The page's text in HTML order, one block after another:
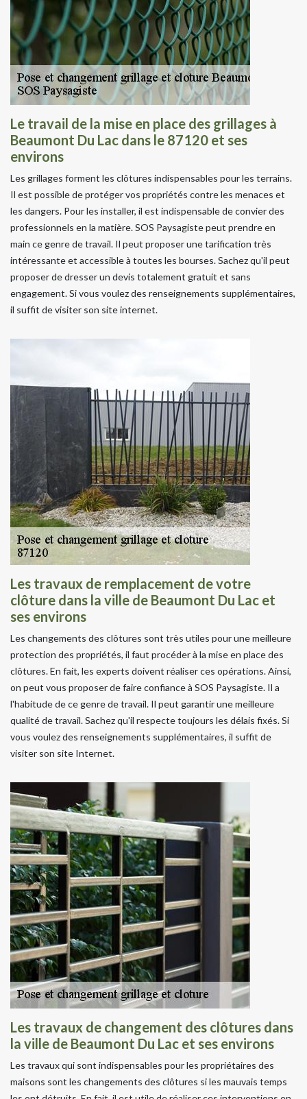
Le travail de la mise en place des grillages à
Beaumont Du Lac dans le 87120 et ses
environs
Les grillages forment les clôtures indispensables pour les terrains.
Il est possible de protéger vos propriétés contre les menaces et
les dangers. Pour les installer, il est indispensable de convier des
professionnels en la matière. SOS Paysagiste peut prendre en
main ce genre de travail. Il peut proposer une tarification très
intéressante et accessible à toutes les bourses. Sachez qu'il peut
proposer de dresser un devis totalement gratuit et sans
engagement. Si vous voulez des renseignements supplémentaires,
il suffit de visiter son site internet.
Les travaux de remplacement de votre
clôture dans la ville de Beaumont Du Lac et
ses environs
Les changements des clôtures sont très utiles pour une meilleure
protection des propriétés, il faut procéder à la mise en place des
clôtures. En fait, les experts doivent réaliser ces opérations. Ainsi,
on peut vous proposer de faire confiance à SOS Paysagiste. Il a
l'habitude de ce genre de travail. Il peut garantir une meilleure
qualité de travail. Sachez qu'il respecte toujours les délais fixés. Si
vous voulez des renseignements supplémentaires, il suffit de
visiter son site Internet.
Les travaux de changement des clôtures dans
la ville de Beaumont Du Lac et ses environs
Les travaux qui sont indispensables pour les propriétaires des
maisons sont les changements des clôtures si les mauvais temps